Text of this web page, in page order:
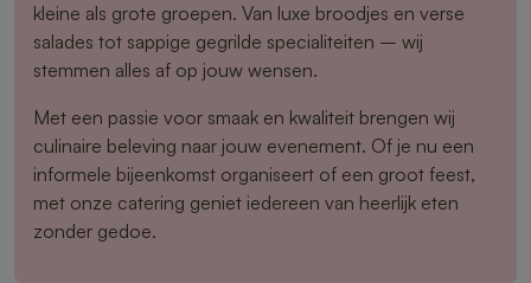
kleine als grote groepen. Van luxe broodjes en verse
salades tot sappige gegrilde specialiteiten – wij
stemmen alles af op jouw wensen.
Met een passie voor smaak en kwaliteit brengen wij
culinaire beleving naar jouw evenement. Of je nu een
informele bijeenkomst organiseert of een groot feest,
met onze catering geniet iedereen van heerlijk eten
zonder gedoe.